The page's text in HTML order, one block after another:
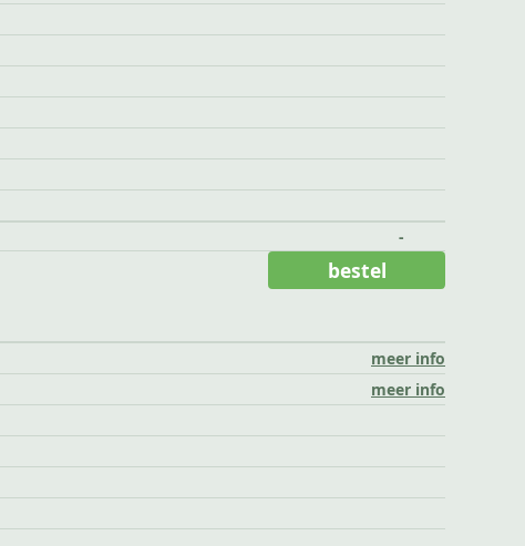
-
meer info
meer info
bestel